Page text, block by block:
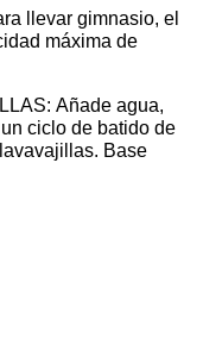
llevar gimnasio, el
máxima de
Añade agua,
ciclo de batido de
Base